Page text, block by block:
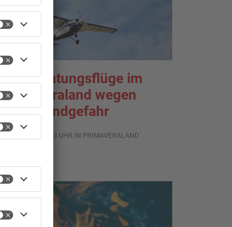
Beobachtungsflüge im
Primaveraland wegen
Waldbrandgefahr
08.08.2026, 09:33 UHR IN PRIMAVERALAND
TOPNEWS